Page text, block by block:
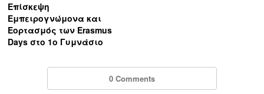
Επίσκεψη
Εμπειρογνώμονα και
Εορτασμός των Erasmus
Days στο 1ο Γυμνάσιο
0 Comments